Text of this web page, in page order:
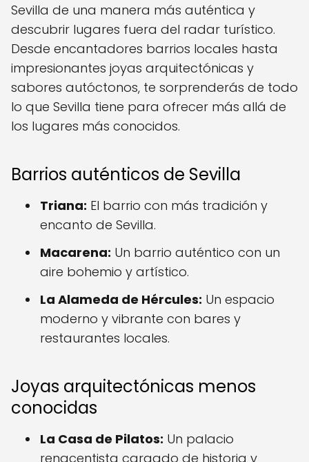
Sevilla de una manera más auténtica y
descubrir lugares fuera del radar turístico.
Desde encantadores barrios locales hasta
impresionantes joyas arquitectónicas y
sabores autóctonos, te sorprenderás de todo
lo que Sevilla tiene para ofrecer más allá de
los lugares más conocidos.
Barrios auténticos de Sevilla
Triana: El barrio con más tradición y
encanto de Sevilla.
Macarena: Un barrio auténtico con un
aire bohemio y artístico.
La Alameda de Hércules: Un espacio
moderno y vibrante con bares y
restaurantes locales.
Joyas arquitectónicas menos
conocidas
La Casa de Pilatos: Un palacio
renacentista cargado de historia y